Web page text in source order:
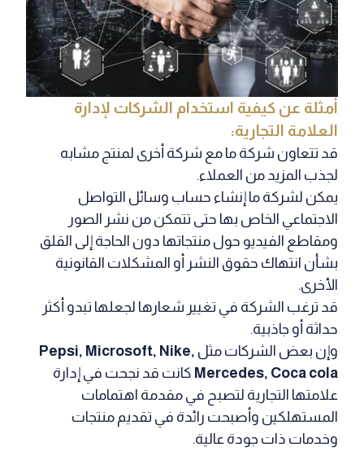
أمثلة عن كيفية استخدام الشركات لإدارة
العلامة التجارية:
قد تتعاون شركة ما مع شركة أخرى لمنتج مشابه
لجذب المزيد من العملاء.
يمكن لشركة ما إنشاء حساب وسائل التواصل
الاجتماعي الخاص بها حتى تتمكن من نشر الصور
ومقاطع الفيديو حول منتجاتها دون الحاجة إلى القلق
بشأن انتهاك حقوق النشر أو المشكلات القانونية
الأخرى.
قد ترغب الشركة في تغيير شعارها لجعلها تبدو أكثر
حداثة أو جاذبية.
وإن بعض الشركات مثل Pepsi, Microsoft, Nike,
Mercedes, Coca cola
كانت قد نجحت في إدارة
علامتها التجارية لتصبح في مقدمة اهتمامات
المستهلكين وأصبحت رائدة في تقديم منتجات
وخدمات ذات جودة عالية.